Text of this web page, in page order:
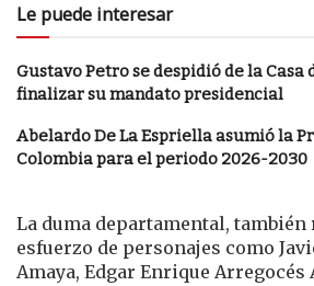
Le puede interesar
Gustavo Petro se despidió de la Casa
finalizar su mandato presidencial
Abelardo De La Espriella asumió la
Colombia para el periodo 2026-2030
La duma departamental, también
esfuerzo de personajes como
Amaya, Edgar Enrique